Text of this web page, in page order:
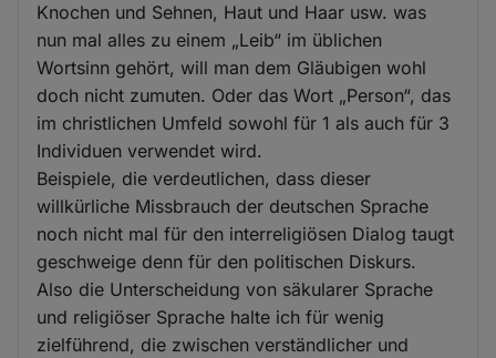
Knochen und Sehnen, Haut und Haar usw. was
nun mal alles zu einem „Leib“ im üblichen
Wortsinn gehört, will man dem Gläubigen wohl
doch nicht zumuten. Oder das Wort „Person“, das
im christlichen Umfeld sowohl für 1 als auch für 3
Individuen verwendet wird.
Beispiele, die verdeutlichen, dass dieser
willkürliche Missbrauch der deutschen Sprache
noch nicht mal für den interreligiösen Dialog taugt
geschweige denn für den politischen Diskurs.
Also die Unterscheidung von säkularer Sprache
und religiöser Sprache halte ich für wenig
zielführend, die zwischen verständlicher und